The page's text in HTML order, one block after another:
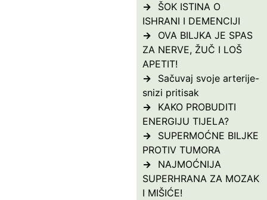
ŠOK ISTINA O
ISHRANI I DEMENCIJI
OVA BILJKA JE SPAS
ZA NERVE, ŽUČ I LOŠ
APETIT!
Sačuvaj svoje arterije-
snizi pritisak
KAKO PROBUDITI
ENERGIJU TIJELA?
SUPERMOĆNE BILJKE
PROTIV TUMORA
NAJMOĆNIJA
SUPERHRANA ZA MOZAK
I MIŠIĆE!